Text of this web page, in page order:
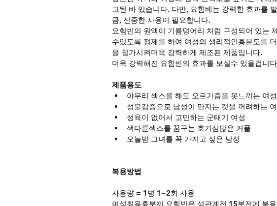
고된 바 있습니다. 다만, 요힘베는 강력한 효과를
큼, 신중한 사용이 필요합니다.
요힘빈의 원액이 기름덩어리 처럼 구성되어 있는
수있도록 정제를 하여 여성의 생리적인흥분도를
을 첨가시켜더욱 강력하게 제조된 제품입니다.
더욱 강력해진 요힘빈의 효과를 보실수 있을겁니
제품용도
아무리 섹스를 해도 오르가즘을 못느끼는 여성
성불감증으로 남성이 만지는 것을 꺼려하는
성욕이 없어서 고민하는 군태기 여성
색다른섹스를 꿈구는 호기심많은 커풀
오늘밤 그녀를 꼭 가지고 싶은 남성
복용방법
사용량 = 1병 1~2회 사용
여성최음흥분제 요힘빈은 성관계전 15분전에 복